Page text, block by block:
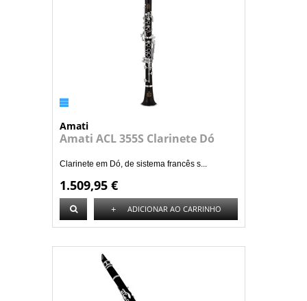
Amati
Amati ACL 355S Clarinete Dó
Clarinete em Dó, de sistema francês s...
1.509,95 €
+ ADICIONAR AO CARRINHO